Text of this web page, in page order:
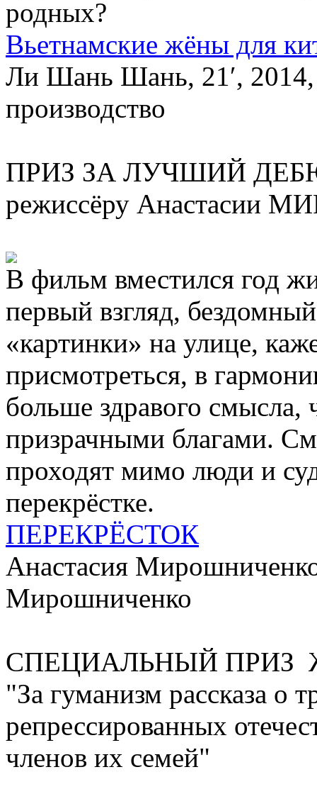
родных?
Вьетнамские жёны для
Ли Шань Шань, 21′,
производство
ПРИЗ ЗА ЛУЧШИЙ
режиссёру Анастасии
В фильм вместился год
первый взгляд,
«картинки» на улице,
присмотреться, в
больше здравого смысла,
призрачными благами.
проходят мимо люди и
перекрёстке.
ПЕРЕКРЁСТОК
Анастасия
Мирошниченко
СПЕЦИАЛЬНЫЙ ПРИЗ
"За гуманизм рассказа о
репрессированных
членов их семей"